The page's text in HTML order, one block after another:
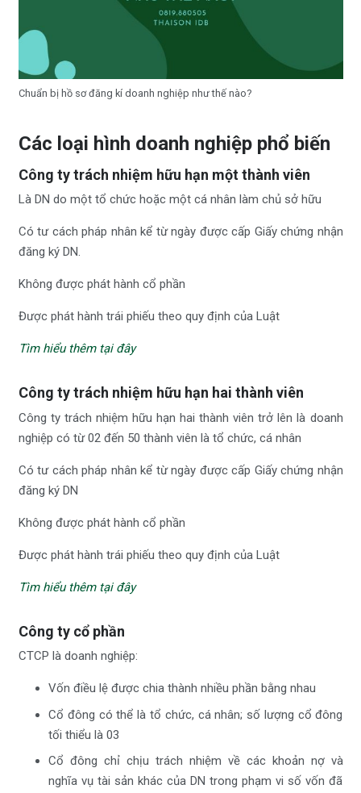
Chuẩn bị hồ sơ đăng kí doanh nghiệp như thế nào?
Các loại hình doanh nghiệp phổ biến
Công ty trách nhiệm hữu hạn một thành viên
Là DN do một tổ chức hoặc một cá nhân làm chủ sở hữu
Có tư cách pháp nhân kể từ ngày được cấp Giấy chứng nhận
đăng ký DN.
Không được phát hành cổ phần
Được phát hành trái phiếu theo quy định của Luật
Tìm hiểu thêm tại đây
Công ty trách nhiệm hữu hạn hai thành viên
Công ty trách nhiệm hữu hạn hai thành viên trở lên là doanh
nghiệp có từ 02 đến 50 thành viên là tổ chức, cá nhân
Có tư cách pháp nhân kể từ ngày được cấp Giấy chứng nhận
đăng ký DN
Không được phát hành cổ phần
Được phát hành trái phiếu theo quy định của Luật
Tìm hiểu thêm tại đây
Công ty cổ phần
CTCP là doanh nghiệp:
Vốn điều lệ được chia thành nhiều phần bằng nhau
Cổ đông có thể là tổ chức, cá nhân; số lượng cổ đông
tối thiểu là 03
Cổ đông chỉ chịu trách nhiệm về các khoản nợ và
nghĩa vụ tài sản khác của DN trong phạm vi số vốn đã